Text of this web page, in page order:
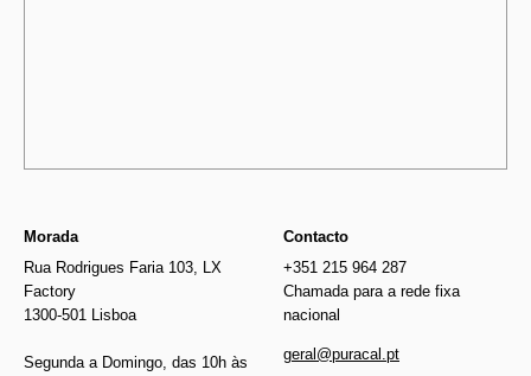
Morada
Rua Rodrigues Faria 103, LX
Factory
1300-501 Lisboa
Segunda a Domingo, das 10h às
Contacto
+351 215 964 287
Chamada para a rede fixa
nacional
geral@puracal.pt